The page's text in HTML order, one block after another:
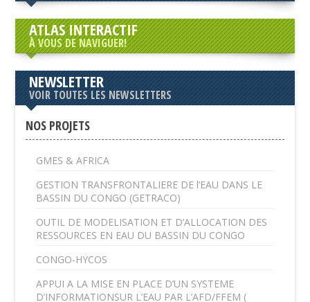
ATLAS INTERACTIF
À VOUS DE NAVIGUER!
NEWSLETTER
VOIR TOUTES LES NEWSLETTERS
NOS PROJETS
GMES & AFRICA
GESTION TRANSFRONTALIERE DE l’EAU DANS LE
BASSIN DU CONGO (GETRACO)
OUTIL DE MODELISATION ET D’ALLOCATION DES
RESSOURCES EN EAU DU BASSIN DU CONGO
CONGO-HYCOS
APPUI A LA MISE EN PLACE D’UN SYSTEME
D’INFORMATIONSUR L’EAU PAR L’AFD/FFEM (